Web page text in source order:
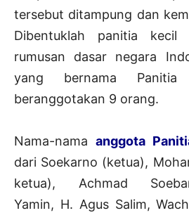
tersebut ditampung dan
Dibentuklah panitia kecil
rumusan dasar negara
yang bernama Panitia
beranggotakan 9 orang.
Nama-nama anggota
dari Soekarno (ketua),
ketua), Achmad
Yamin, H. Agus Salim,